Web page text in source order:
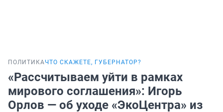
ПОЛИТИКАЧТО СКАЖЕТЕ, ГУБЕРНАТОР?
«Рассчитываем уйти в рамках
мирового соглашения»: Игорь
Орлов — об уходе «ЭкоЦентра» из